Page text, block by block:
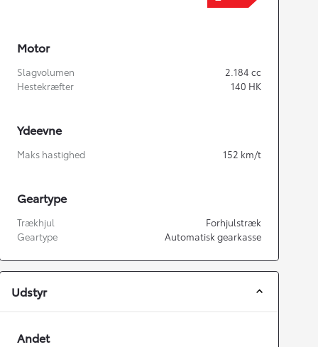
Motor
Slagvolumen 2.184 cc
Hestekræfter
140 HK
Ydeevne
Maks hastighed 152 km/t
Geartype
Trækhjul
Forhjulstræk
Geartype
Automatisk gearkasse
Udstyr
Andet